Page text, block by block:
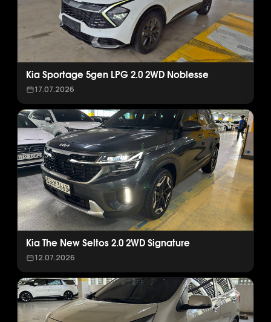
Kia Sportage 5gen LPG 2.0 2WD Noblesse
17.07.2026
Kia The New Seltos 2.0 2WD Signature
12.07.2026